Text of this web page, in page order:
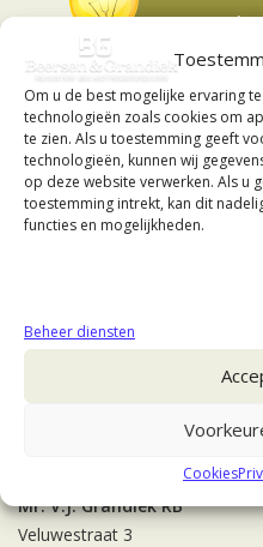
Om u de best mogelijke ervaring
technologieën zoals cookies om
te zien. Als u toestemming geeft
technologieën, kunnen wij
op deze website verwerken. Als u
toestemming intrekt, kan dit
functies en mogelijkheden.
Beheer diensten
Cookies
Mr. V.J. Grandiek RB
Veluwestraat 3